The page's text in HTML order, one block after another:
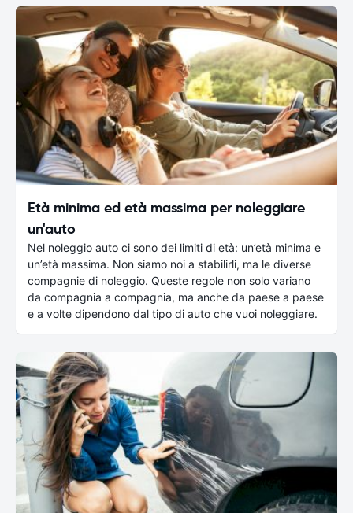
Età minima ed età massima per noleggiare
un'auto
Nel noleggio auto ci sono dei limiti di età: un’età minima e
un’età massima. Non siamo noi a stabilirli, ma le diverse
compagnie di noleggio. Queste regole non solo variano
da compagnia a compagnia, ma anche da paese a paese
e a volte dipendono dal tipo di auto che vuoi noleggiare.